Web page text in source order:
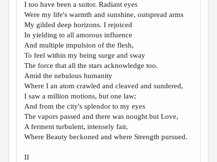
I too have been a suitor. Radiant eyes
Were my life's warmth and sunshine, outspread arms
My gilded deep horizons. I rejoiced
In yielding to all amorous influence
And multiple impulsion of the flesh,
To feel within my being surge and sway
The force that all the stars acknowledge too.
Amid the nebulous humanity
Where I an atom crawled and cleaved and sundered,
I saw a million motions, but one law;
And from the city's splendor to my eyes
The vapors passed and there was nought but Love,
A ferment turbulent, intensely fair,
Where Beauty beckoned and where Strength pursued.
II